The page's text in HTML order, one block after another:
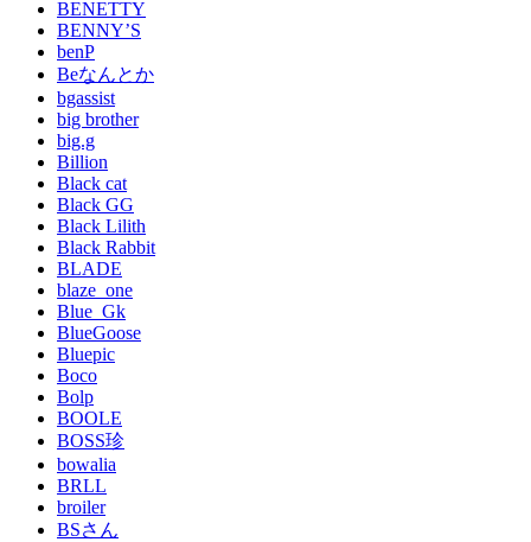
BENETTY
BENNY’S
benP
Beなんとか
bgassist
big brother
big.g
Billion
Black cat
Black GG
Black Lilith
Black Rabbit
BLADE
blaze_one
Blue_Gk
BlueGoose
Bluepic
Boco
Bolp
BOOLE
BOSS珍
bowalia
BRLL
broiler
BSさん